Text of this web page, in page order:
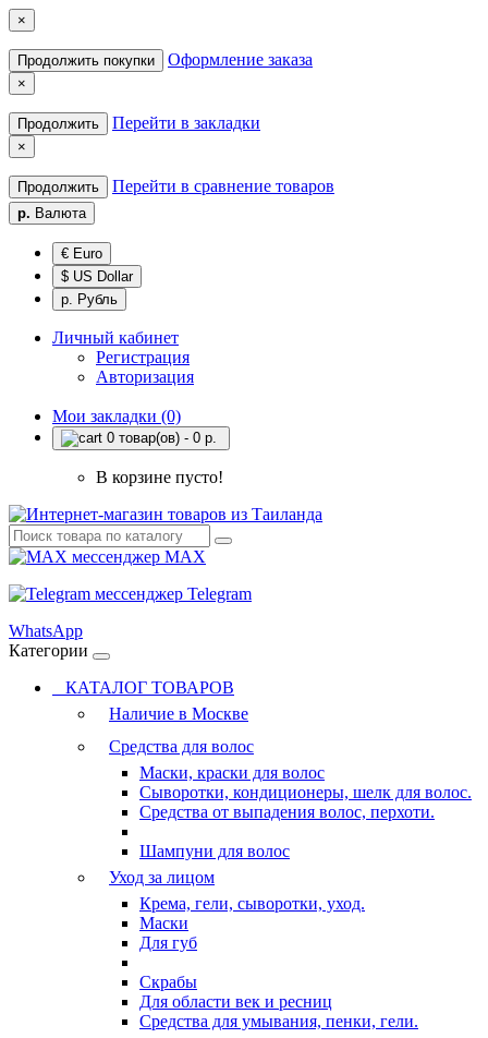
×
Продолжить покупки Оформление заказа
×
Продолжить Перейти в закладки
×
Продолжить Перейти в сравнение товаров
р. Валюта
€ Euro
$ US Dollar
р. Рубль
Личный кабинет
Регистрация
Авторизация
Мои закладки (0)
0 товар(ов) - 0 р.
В корзине пусто!
MAX
Telegram
WhatsApp
Категории
КАТАЛОГ ТОВАРОВ
Наличие в Москве
Средства для волос
Маски, краски для волос
Сыворотки, кондиционеры, шелк для волос.
Средства от выпадения волос, перхоти.
Шампуни для волос
Уход за лицом
Крема, гели, сыворотки, уход.
Маски
Для губ
Скрабы
Для области век и ресниц
Средства для умывания, пенки, гели.